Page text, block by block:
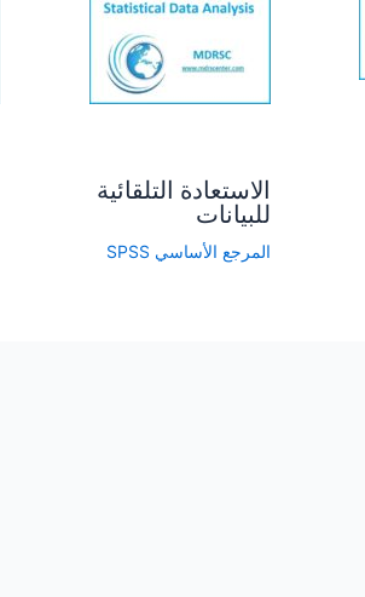
الاستعادة التلقائية
للبيانات
المرجع الأساسي SPSS